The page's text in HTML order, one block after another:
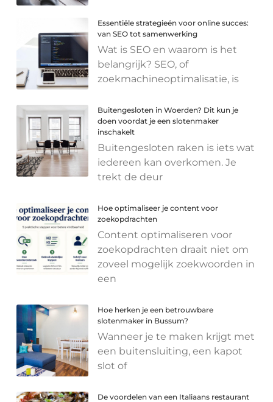
Essentiële strategieën voor online succes:
van SEO tot samenwerking
Wat is SEO en waarom is het
belangrijk? SEO, of
zoekmachineoptimalisatie, is
Buitengesloten in Woerden? Dit kun je
doen voordat je een slotenmaker
inschakelt
Buitengesloten raken is iets wat
iedereen kan overkomen. Je
trekt de deur
Hoe optimaliseer je content voor
zoekopdrachten
Content optimaliseren voor
zoekopdrachten draait niet om
zoveel mogelijk zoekwoorden in
een
Hoe herken je een betrouwbare
slotenmaker in Bussum?
Wanneer je te maken krijgt met
een buitensluiting, een kapot
slot of
De voordelen van een Italiaans restaurant